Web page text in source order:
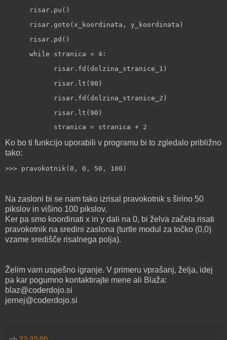
risar.pu()
risar.goto(x_koordinata, y_koordinata)
risar.pd()
while stranica < 4:
risar.fd(dolzina_stranice_1)
risar.lt(90)
risar.fd(dolzina_stranice_2)
risar.lt(90)
stranica = stranica + 2
Ko bo ti funkcijo uporabili v programu bi to zgledalo približno
tako:
>>> pravokotnik(0, 0, 50, 100)
Na zasloni bi se nam tako izrisal pravokotnik s širino 50
pikslov in višino 100 pikslov.
Ker pa smo koordinati x in y dali na 0, bi želva začela risati
pravokotnik na sredini zaslona (turtle modul za točko (0,0)
vzame središče risalnega polja).
Želim vam uspešno igranje. V primeru vprašanj, želja, idej
pa kar pogumno kontaktirajte mene ali Blaža:
blaz@coderdojo.si
jernej@coderdojo.si